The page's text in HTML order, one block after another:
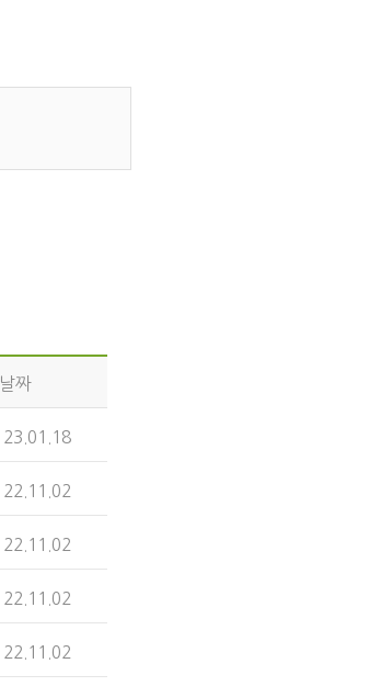
날짜
23.01.18
22.11.02
22.11.02
22.11.02
22.11.02